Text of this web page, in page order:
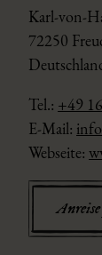
Karl-von-
72250
Tel.: +49
E-Mail:
Webseite: